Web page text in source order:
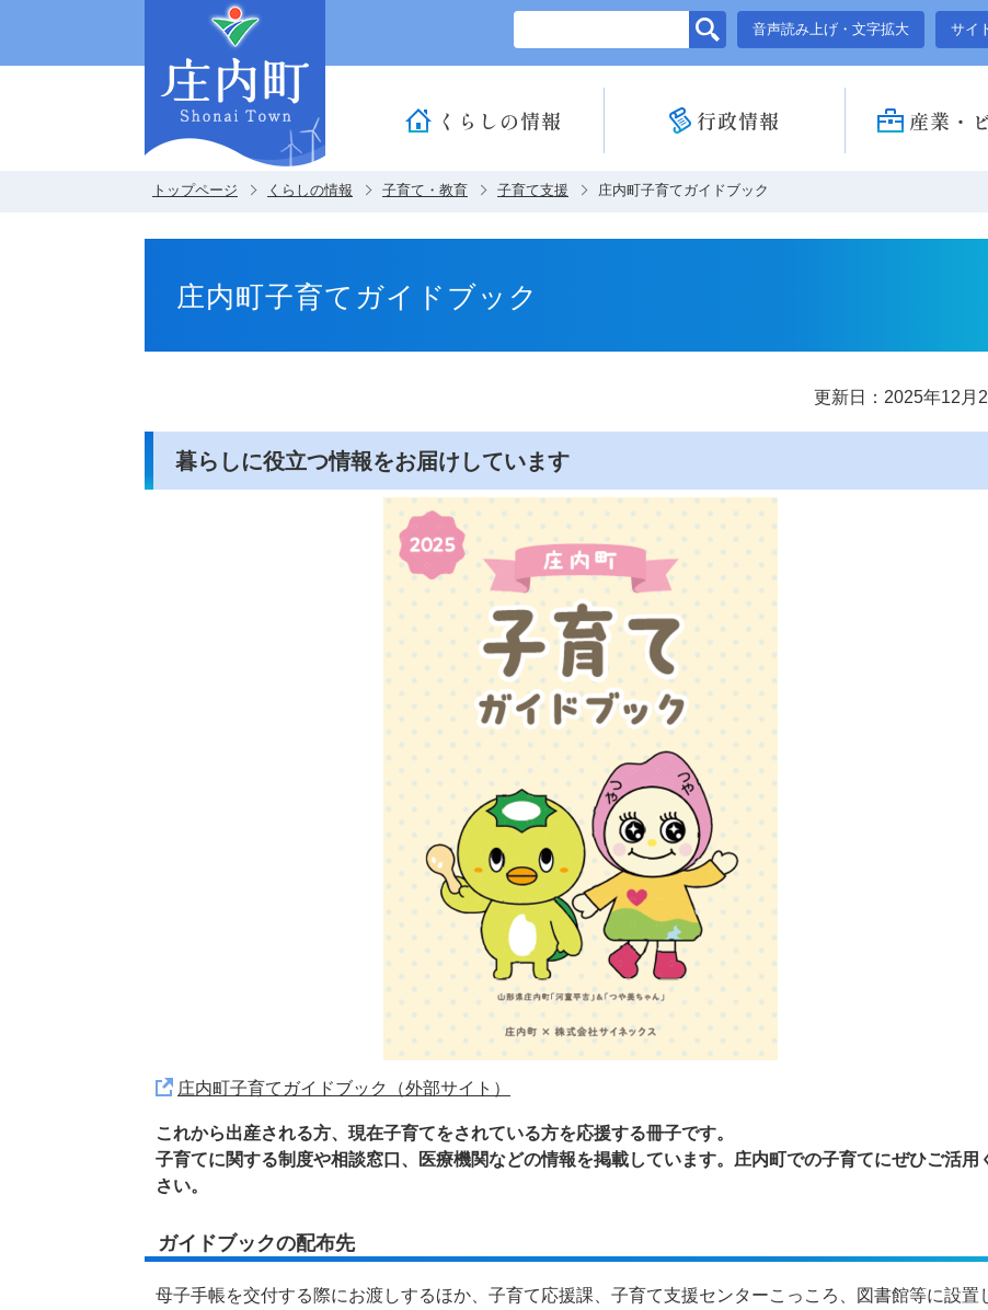
このページの本文へ移動
音声読み上げ・文字拡大 サイ
くらしの情報 行政情報 産業・
トップページ くらしの情報 子育て・教育 子育て支援 庄内町子育てガイドブック
庄内町子育てガイドブック
更新日：2025年12月
暮らしに役立つ情報をお届けしています
庄内町子育てガイドブック（外部サイト）
これから出産される方、現在子育てをされている方を応援する冊子です。
子育てに関する制度や相談窓口、医療機関などの情報を掲載しています。庄内町での子育てにぜひご活用
さい。
ガイドブックの配布先
母子手帳を交付する際にお渡しするほか、子育て応援課、子育て支援センターこっころ、図書館等に設置